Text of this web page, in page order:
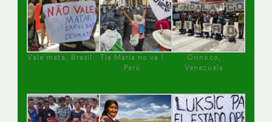
Vale mata, Brasil
Tía María no va !
Perú
Orinoco,
Venezuela